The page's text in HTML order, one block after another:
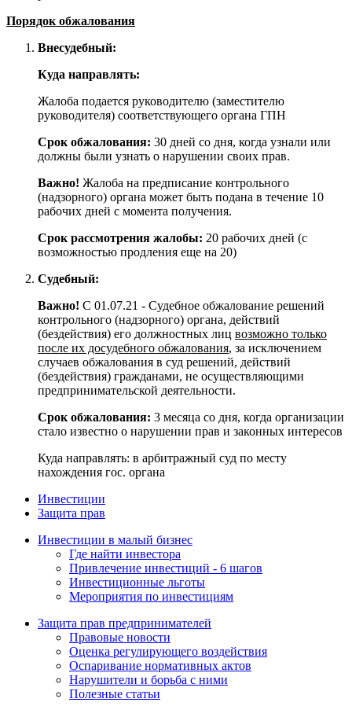
Порядок обжалования
Внесудебный:
Куда направлять:
Жалоба подается руководителю (заместителю
руководителя) соответствующего органа ГПН
Срок обжалования: 30 дней со дня, когда узнали или
должны были узнать о нарушении своих прав.
Важно! Жалоба на предписание контрольного
(надзорного) органа может быть подана в течение 10
рабочих дней с момента получения.
Срок рассмотрения жалобы: 20 рабочих дней (с
возможностью продления еще на 20)
Судебный:
Важно! С 01.07.21 - Судебное обжалование решений
контрольного (надзорного) органа, действий
(бездействия) его должностных лиц возможно только
после их досудебного обжалования, за исключением
случаев обжалования в суд решений, действий
(бездействия) гражданами, не осуществляющими
предпринимательской деятельности.
Срок обжалования: 3 месяца со дня, когда организации
стало известно о нарушении прав и законных интересов
Куда направлять: в арбитражный суд по месту
нахождения гос. органа
Инвестиции
Защита прав
Инвестиции в малый бизнес
Где найти инвестора
Привлечение инвестиций - 6 шагов
Инвестиционные льготы
Мероприятия по инвестициям
Защита прав предпринимателей
Правовые новости
Оценка регулирующего воздействия
Оспаривание нормативных актов
Нарушители и борьба с ними
Полезные статьи